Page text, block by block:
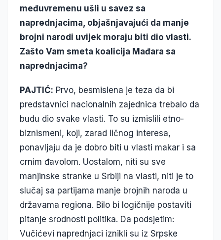
međuvremenu ušli u savez sa
naprednjacima, objašnjavajući da manje
brojni narodi uvijek moraju biti dio vlasti.
Zašto Vam smeta koalicija Mađara sa
naprednjacima?
PAJTIĆ: Prvo, besmislena je teza da bi
predstavnici nacionalnih zajednica trebalo da
budu dio svake vlasti. To su izmislili etno-
biznismeni, koji, zarad ličnog interesa,
ponavljaju da je dobro biti u vlasti makar i sa
crnim đavolom. Uostalom, niti su sve
manjinske stranke u Srbiji na vlasti, niti je to
slučaj sa partijama manje brojnih naroda u
državama regiona. Bilo bi logičnije postaviti
pitanje srodnosti politika. Da podsjetim:
Vučićevi naprednjaci iznikli su iz Srpske